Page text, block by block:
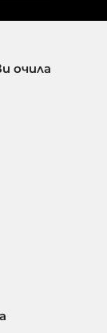
очила